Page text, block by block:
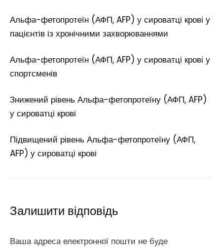
Альфа-фетопротеїн (АФП, AFP) у сироватці крові у
пацієнтів із хронічними захворюваннями
Альфа-фетопротеїн (АФП, AFP) у сироватці крові у
спортсменів
Знижений рівень Альфа-фетопротеїну (АФП, AFP)
у сироватці крові
Підвищений рівень Альфа-фетопротеїну (АФП,
AFP) у сироватці крові
Залишити відповідь
Ваша адреса електронної пошти не буде